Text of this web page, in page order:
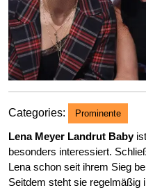
Categories: Prominente
Lena Meyer Landrut Babyist
besonders interessiert.
Lena schon seit ihrem Sieg
Seitdem steht sie regelmäßig